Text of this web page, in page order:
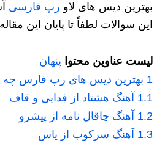
بهترین دیس های لاو رپ فارسی
این سوالات لطفاً تا پایان این
لیست عناوین محتوا پنهان
1 بهترین دیس های رپ فارس چه
1.1 آهنگ هشتاد از فدایی و قاف
1.2 آهنگ چاقال نامه از پیشرو
1.3 آهنگ سرکوب از یاس